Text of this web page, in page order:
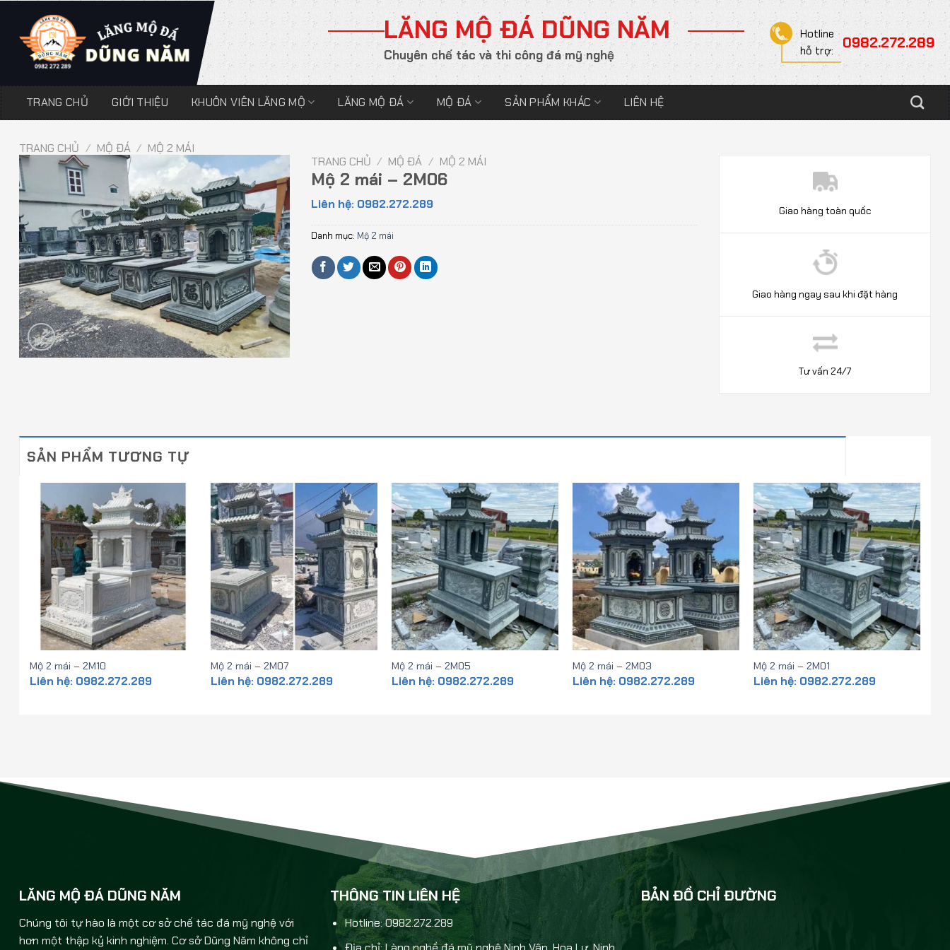
LĂNG MỘ ĐÁ DŨNG NĂM
Chuyên chế tác và thi công đá mỹ nghệ
Hotline
hỗ trợ:
0982.272.289
TRANG CHỦ GIỚI THIỆU KHUÔN VIÊN LĂNG MỘ LĂNG MỘ ĐÁ MỘ ĐÁ SẢN PHẨM KHÁC LIÊN HỆ
TRANG CHỦ / MỘ ĐÁ / MỘ 2 MÁI
TRANG CHỦ / MỘ ĐÁ / MỘ 2 MÁI
Mộ 2 mái – 2M06
Liên hệ: 0982.272.289
Danh mục: Mộ 2 mái
Giao hàng toàn quốc
Giao hàng ngay sau khi đặt hàng
Tư vấn 24/7
SẢN PHẨM TƯƠNG TỰ
Mộ 2 mái – 2M10
Liên hệ: 0982.272.289
Mộ 2 mái – 2M07
Liên hệ: 0982.272.289
Mộ 2 mái – 2M05
Liên hệ: 0982.272.289
Mộ 2 mái – 2M03
Liên hệ: 0982.272.289
Mộ 2 mái – 2M01
Liên hệ: 0982.272.289
LĂNG MỘ ĐÁ DŨNG NĂM
Chúng tôi tự hào là một cơ sở chế tác đá mỹ nghệ với
hơn một thập kỷ kinh nghiệm. Cơ sở Dũng Năm không chỉ
THÔNG TIN LIÊN HỆ
Hotline: 0982.272.289
BẢN ĐỒ CHỈ ĐƯỜNG